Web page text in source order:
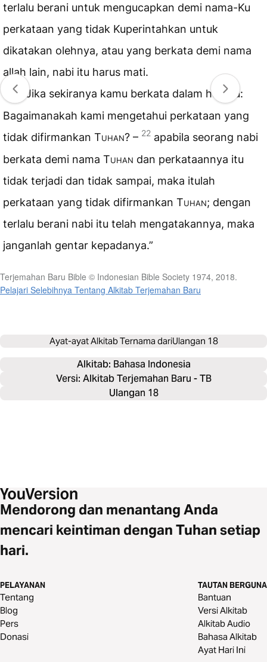
terlalu berani untuk mengucapkan demi nama-Ku
perkataan yang tidak Kuperintahkan untuk
dikatakan olehnya, atau yang berkata demi nama
allah lain, nabi itu harus mati.
21
Jika sekiranya kamu berkata dalam hatimu:
Bagaimanakah kami mengetahui perkataan yang
tidak difirmankan Tuhan? – 22 apabila seorang nabi
berkata demi nama Tuhan dan perkataannya itu
tidak terjadi dan tidak sampai, maka itulah
perkataan yang tidak difirmankan Tuhan; dengan
terlalu berani nabi itu telah mengatakannya, maka
janganlah gentar kepadanya.”
Terjemahan Baru Bible © Indonesian Bible Society 1974, 2018.
Pelajari Selebihnya Tentang Alkitab Terjemahan Baru
Ayat-ayat Alkitab Ternama dariUlangan 18
Alkitab: Bahasa Indonesia
Versi: Alkitab Terjemahan Baru - TB
Ulangan 18
Mendorong dan menantang Anda
mencari keintiman dengan Tuhan setiap
hari.
PELAYANAN
Tentang
Blog
Pers
Donasi
TAUTAN BERGUNA
Bantuan
Versi Alkitab
Alkitab Audio
Bahasa Alkitab
Ayat Hari Ini